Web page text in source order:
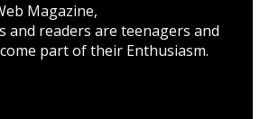
Magazine,
and readers are teenagers and
part of their Enthusiasm.